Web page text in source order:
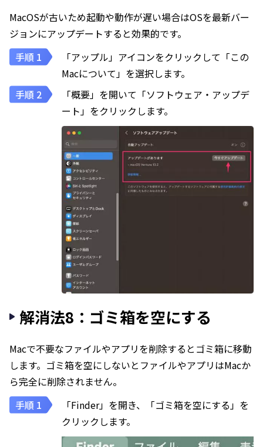
MacOSが古いため起動や動作が遅い場合はOSを最新バー
ジョンにアップデートすると効果的です。
「アップル」アイコンをクリックして「この
Macについて」を選択します。
「概要」を開いて「ソフトウェア・アップデ
ート」をクリックします。
解消法8：ゴミ箱を空にする
Macで不要なファイルやアプリを削除するとゴミ箱に移動
します。ゴミ箱を空にしないとファイルやアプリはMacか
ら完全に削除されません。
「Finder」を開き、「ゴミ箱を空にする」を
クリックします。